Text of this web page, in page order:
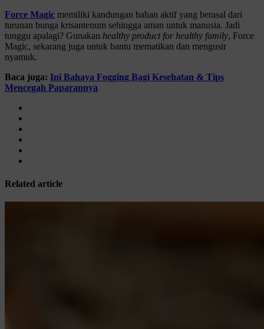
Force Magic memiliki kandungan bahan aktif yang berasal dari
turunan bunga krisantenum sehingga aman untuk manusia. Jadi
tunggu apalagi? Gunakan healthy product for healthy family, Force
Magic, sekarang juga untuk bantu mematikan dan mengusir
nyamuk.
Baca juga: Ini Bahaya Fogging Bagi Kesehatan & Tips
Mencegah Paparannya
Related article